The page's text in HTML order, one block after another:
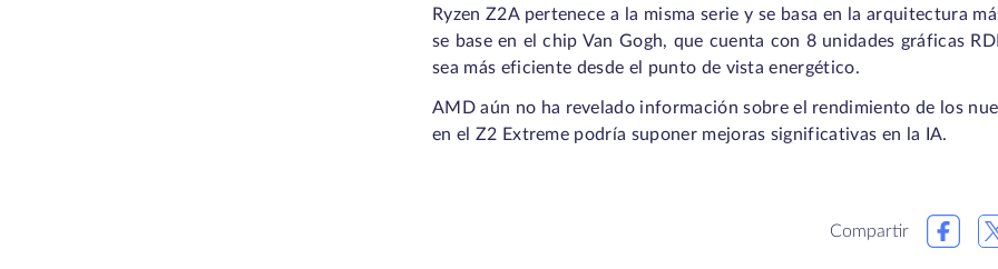
Ryzen Z2A pertenece a la misma serie y se basa en la arquitectura
se base en el chip Van Gogh, que cuenta con 8 unidades gráficas
sea más eficiente desde el punto de vista energético.
AMD aún no ha revelado información sobre el rendimiento de los
en el Z2 Extreme podría suponer mejoras significativas en la IA.
Compartir